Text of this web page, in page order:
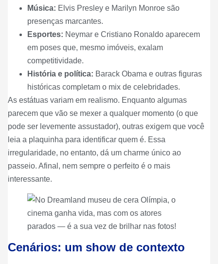
Música: Elvis Presley e Marilyn Monroe são
presenças marcantes.
Esportes: Neymar e Cristiano Ronaldo aparecem
em poses que, mesmo imóveis, exalam
competitividade.
História e política: Barack Obama e outras figuras
históricas completam o mix de celebridades.
As estátuas variam em realismo. Enquanto algumas
parecem que vão se mexer a qualquer momento (o que
pode ser levemente assustador), outras exigem que você
leia a plaquinha para identificar quem é. Essa
irregularidade, no entanto, dá um charme único ao
passeio. Afinal, nem sempre o perfeito é o mais
interessante.
Cenários: um show de contexto